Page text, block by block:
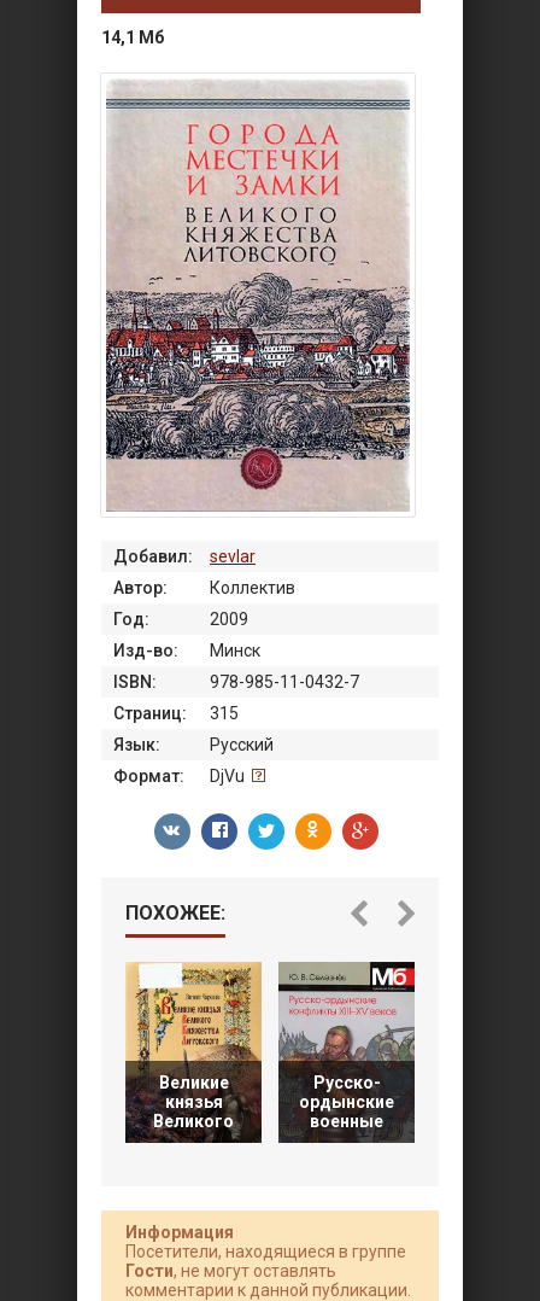
14,1 Мб
Добавил:
sevlar
Автор:
Коллектив
Год:
2009
Изд-во:
Минск
ISBN:
978-985-11-0432-7
Страниц:
315
Язык:
Русский
Формат:
DjVu
ПОХОЖЕЕ:
Великие
князья
Великого
Русско-
ордынские
военные
Информация
Посетители, находящиеся в группе
Гости, не могут оставлять
комментарии к данной публикации.